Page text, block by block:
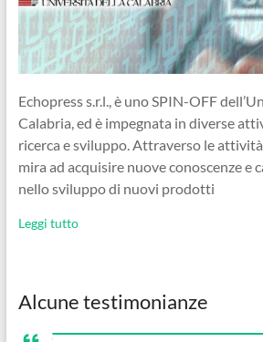
Echopress s.r.l., è uno SPIN-OFF
Calabria, ed è impegnata in diverse
ricerca e sviluppo. Attraverso le
mira ad acquisire nuove conoscenze e
nello sviluppo di nuovi prodotti
Leggi tutto
Alcune testimonianze